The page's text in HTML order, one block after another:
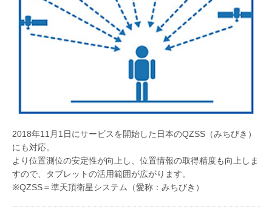
2018年11月1日にサービスを開始した日本のQZSS（みちびき）
にも対応。
より位置測位の安定性が向上し、位置情報の取得精度も向上しま
すので、タブレットの活用範囲が広がります。
※QZSS＝準天頂衛星システム（愛称：みちびき）